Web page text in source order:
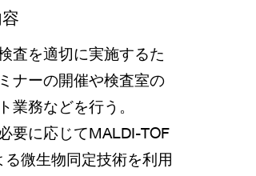
査を適切に実施するた
ナーの開催や検査室の
業務などを行う。
要に応じてMALDI-TOF
る微生物同定技術を利用